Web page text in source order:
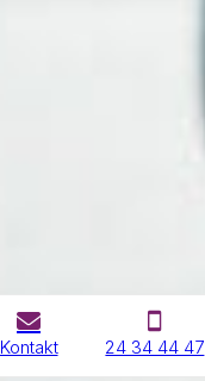
Kontakt 24 34 44 47